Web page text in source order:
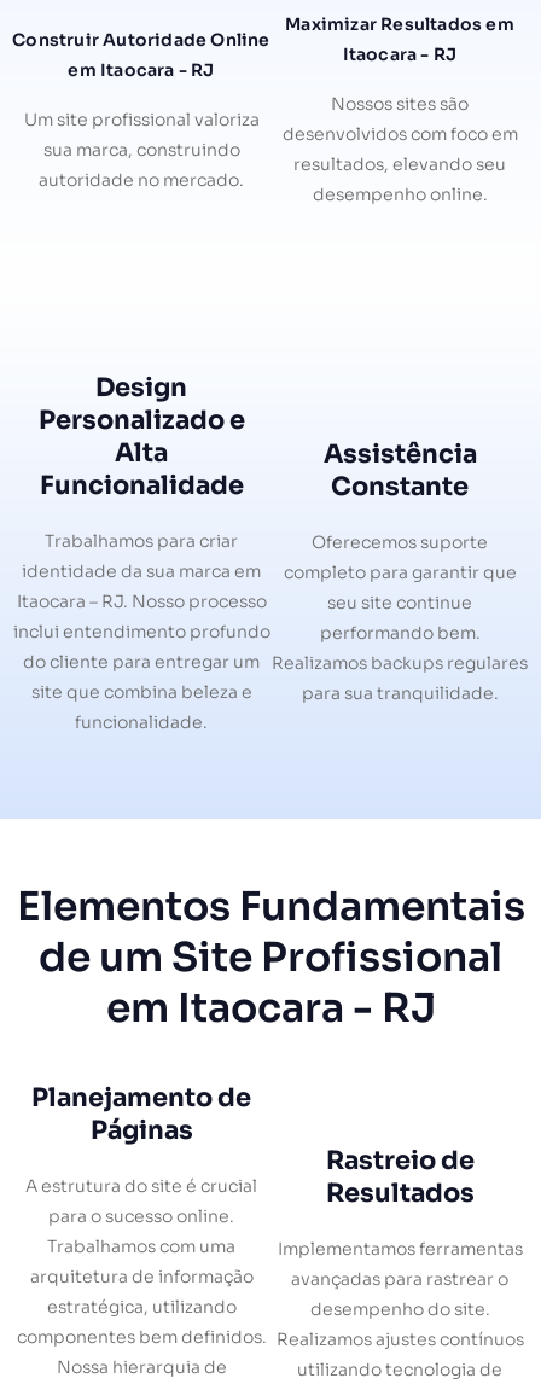
Construir Autoridade Online
em Itaocara - RJ
Um site profissional valoriza
sua marca, construindo
autoridade no mercado.
Maximizar Resultados em
Itaocara - RJ
Nossos sites são
desenvolvidos com foco em
resultados, elevando seu
desempenho online.
Design
Personalizado e
Alta
Funcionalidade
Trabalhamos para criar
identidade da sua marca em
Itaocara – RJ. Nosso processo
inclui entendimento profundo
do cliente para entregar um
site que combina beleza e
funcionalidade.
Assistência
Constante
Oferecemos suporte
completo para garantir que
seu site continue
performando bem.
Realizamos backups regulares
para sua tranquilidade.
Elementos Fundamentais
de um Site Profissional
em Itaocara - RJ
Planejamento de
Páginas
A estrutura do site é crucial
para o sucesso online.
Trabalhamos com uma
arquitetura de informação
estratégica, utilizando
componentes bem definidos.
Nossa hierarquia de
Rastreio de
Resultados
Implementamos ferramentas
avançadas para rastrear o
desempenho do site.
Realizamos ajustes contínuos
utilizando tecnologia de